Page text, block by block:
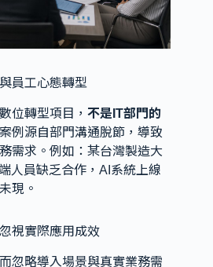
員工心態轉型
位轉型項目， 不是IT部門的
例源自部門溝通脫節，導致
需求。例如：某台灣製造大
人員缺乏合作，AI系統上線
現。
視實際應用成效
忽略導入場景與真實業務需